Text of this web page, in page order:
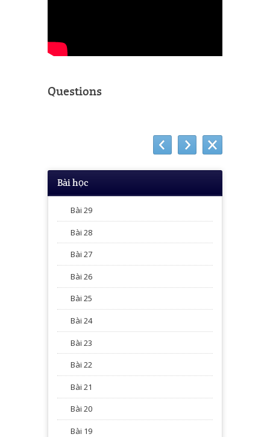
Questions
Bài học
Bài 29
Bài 28
Bài 27
Bài 26
Bài 25
Bài 24
Bài 23
Bài 22
Bài 21
Bài 20
Bài 19